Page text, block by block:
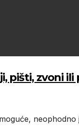
pišti, zvoni